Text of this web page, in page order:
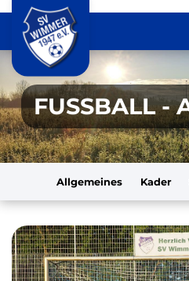
FUSSBALL -
Allgemeines Kader